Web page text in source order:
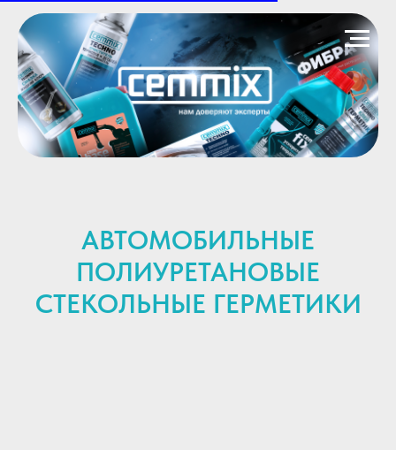
АВТОМОБИЛЬНЫЕ
ПОЛИУРЕТАНОВЫЕ
СТЕКОЛЬНЫЕ ГЕРМЕТИКИ